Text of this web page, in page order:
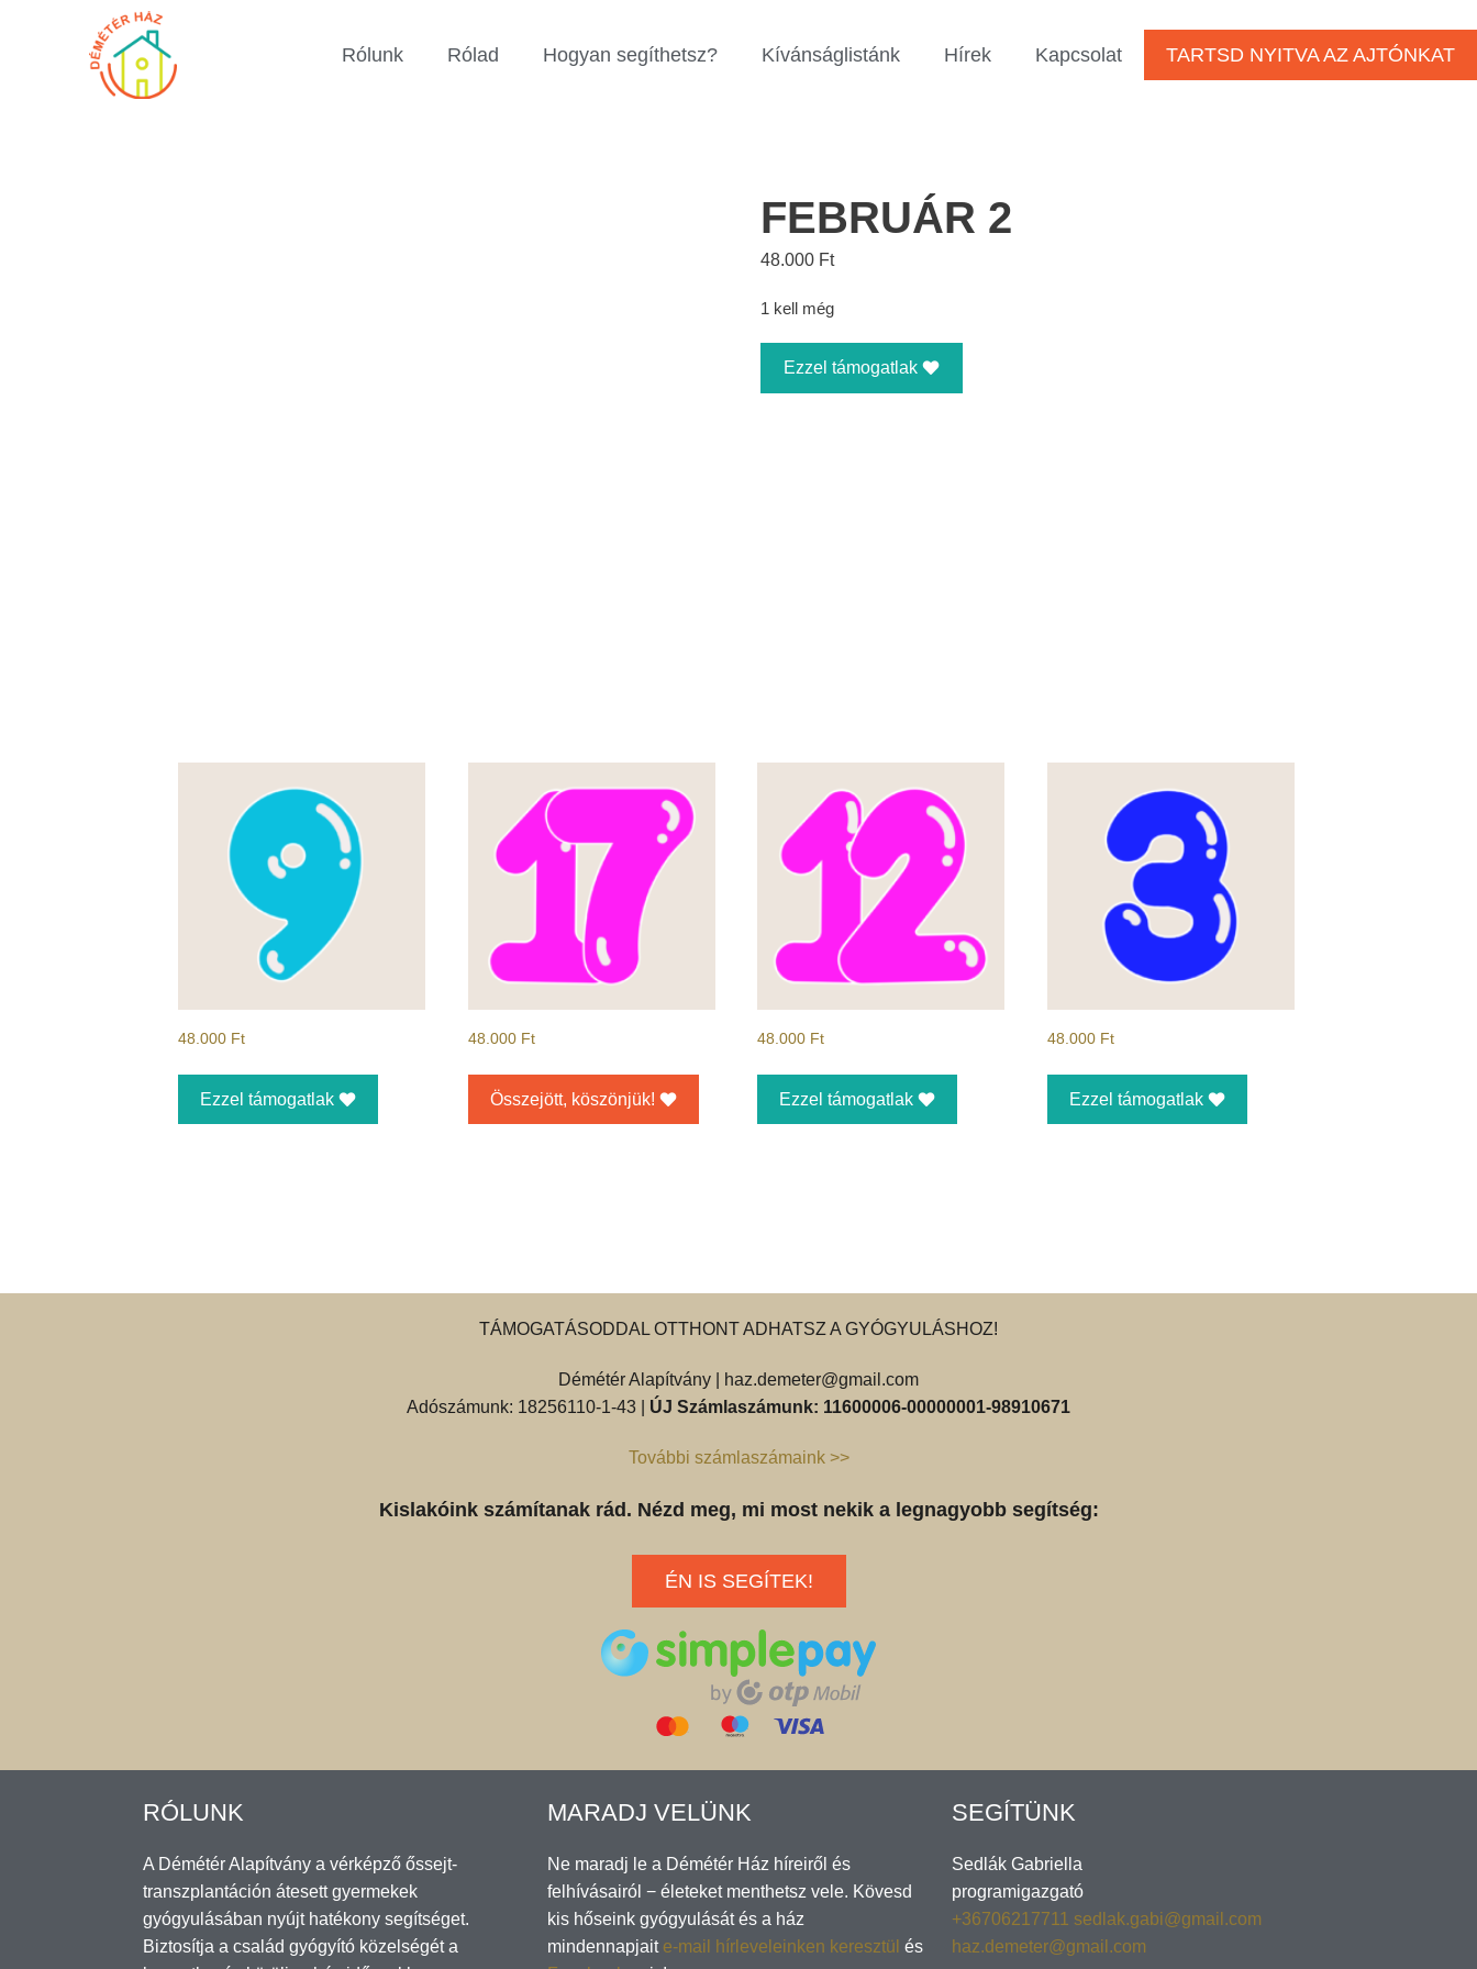
Rólunk Rólad Hogyan segíthetsz? Kívánságlistánk Hírek Kapcsolat TARTSD NYITVA AZ AJTÓNKAT
FEBRUÁR 2
48.000 Ft
1 kell még
Ezzel támogatlak
48.000 Ft
Ezzel támogatlak
48.000 Ft
Összejött, köszönjük!
48.000 Ft
Ezzel támogatlak
48.000 Ft
Ezzel támogatlak
TÁMOGATÁSODDAL OTTHONT ADHATSZ A GYÓGYULÁSHOZ!
Démétér Alapítvány |
haz.demeter@gmail.com
Adószámunk: 18256110-1-43 | ÚJ Számlaszámunk: 11600006-00000001-98910671
További számlaszámaink >>
Kislakóink számítanak rád. Nézd meg, mi most nekik a legnagyobb segítség:
ÉN IS SEGÍTEK!
RÓLUNK
A Démétér Alapítvány a vérképző őssejt-
transzplantáción átesett gyermekek
gyógyulásában nyújt hatékony segítséget.
Biztosítja a család gyógyító közelségét a
MARADJ VELÜNK
Ne maradj le a Démétér Ház híreiről és
felhívásairól − életeket menthetsz vele. Kövesd
kis hőseink gyógyulását és a ház
mindennapjait e-mail hírleveleinken keresztül és
SEGÍTÜNK
Sedlák Gabriella
programigazgató
+36706217711 sedlak.gabi@gmail.com
haz.demeter@gmail.com